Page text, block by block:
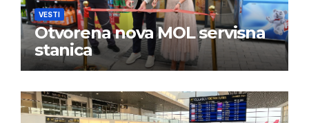
VESTI
Otvorena nova MOL servisna
stanica